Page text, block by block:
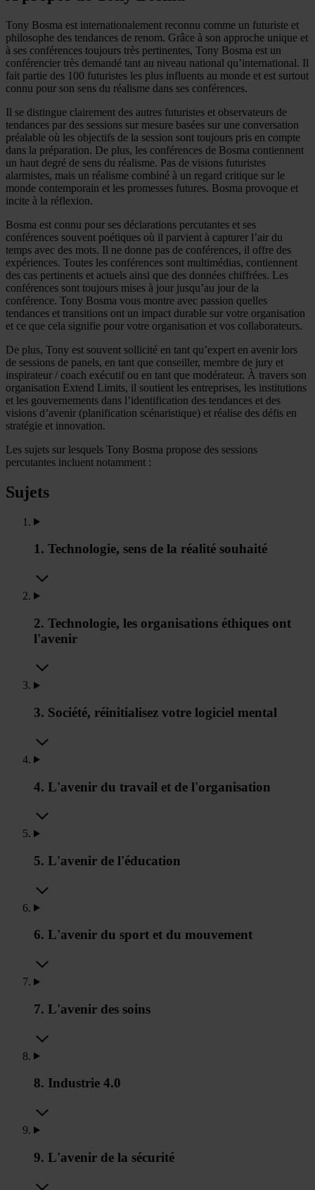
Tony Bosma est internationalement reconnu comme un futuriste et
philosophe des tendances de renom. Grâce à son approche unique et
à ses conférences toujours très pertinentes, Tony Bosma est un
conférencier très demandé tant au niveau national qu’international. Il
fait partie des 100 futuristes les plus influents au monde et est surtout
connu pour son sens du réalisme dans ses conférences.
Il se distingue clairement des autres futuristes et observateurs de
tendances par des sessions sur mesure basées sur une conversation
préalable où les objectifs de la session sont toujours pris en compte
dans la préparation. De plus, les conférences de Bosma contiennent
un haut degré de sens du réalisme. Pas de visions futuristes
alarmistes, mais un réalisme combiné à un regard critique sur le
monde contemporain et les promesses futures. Bosma provoque et
incite à la réflexion.
Bosma est connu pour ses déclarations percutantes et ses
conférences souvent poétiques où il parvient à capturer l’air du
temps avec des mots. Il ne donne pas de conférences, il offre des
expériences. Toutes les conférences sont multimédias, contiennent
des cas pertinents et actuels ainsi que des données chiffrées. Les
conférences sont toujours mises à jour jusqu’au jour de la
conférence. Tony Bosma vous montre avec passion quelles
tendances et transitions ont un impact durable sur votre organisation
et ce que cela signifie pour votre organisation et vos collaborateurs.
De plus, Tony est souvent sollicité en tant qu’expert en avenir lors
de sessions de panels, en tant que conseiller, membre de jury et
inspirateur / coach exécutif ou en tant que modérateur. À travers son
organisation Extend Limits, il soutient les entreprises, les institutions
et les gouvernements dans l’identification des tendances et des
visions d’avenir (planification scénaristique) et réalise des défis en
stratégie et innovation.
Les sujets sur lesquels Tony Bosma propose des sessions
percutantes incluent notamment :
Sujets
1. Technologie, sens de la réalité souhaité
2. Technologie, les organisations éthiques ont
l'avenir
3. Société, réinitialisez votre logiciel mental
4. L'avenir du travail et de l'organisation
5. L'avenir de l'éducation
6. L'avenir du sport et du mouvement
7. L'avenir des soins
8. Industrie 4.0
9. L'avenir de la sécurité